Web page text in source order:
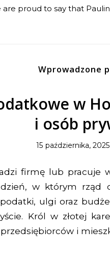
are proud to say that
Wprowadzone
w
i osób
15 października, 2025
firmę lub pracuje
w którym rząd
ulgi oraz
Król w złotej
i